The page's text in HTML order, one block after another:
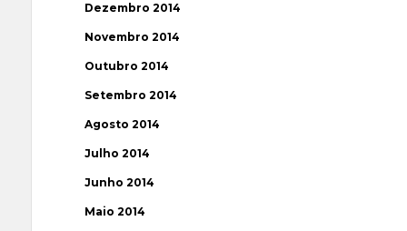
Dezembro 2014
Novembro 2014
Outubro 2014
Setembro 2014
Agosto 2014
Julho 2014
Junho 2014
Maio 2014